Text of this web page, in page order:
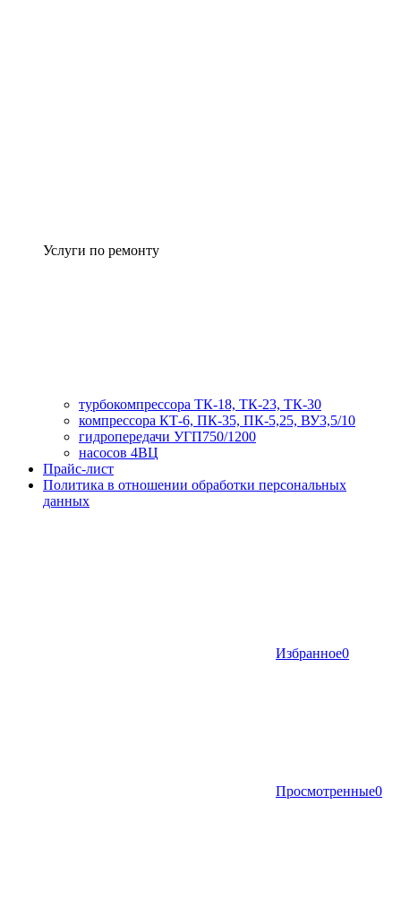
Услуги по ремонту
турбокомпрессора ТК-18, ТК-23, ТК-30
компрессора КТ-6, ПК-35, ПК-5,25, ВУ3,5/10
гидропередачи УГП750/1200
насосов 4ВЦ
Прайс-лист
Политика в отношении обработки персональных
данных
Избранное0
Просмотренные0